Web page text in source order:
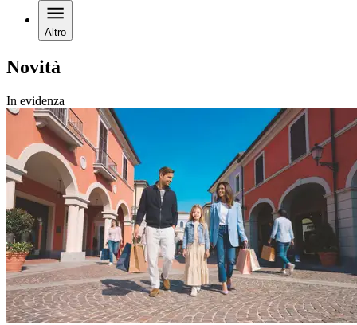
Altro
Novità
In evidenza